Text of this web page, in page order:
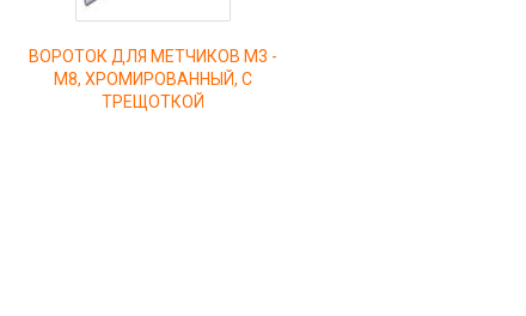
ВОРОТОК ДЛЯ МЕТЧИКОВ М3 -
М8, ХРОМИРОВАННЫЙ, С
ТРЕЩОТКОЙ